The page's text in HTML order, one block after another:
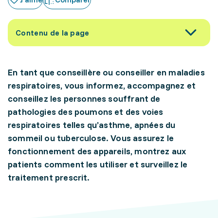
Contenu de la page
En tant que conseillère ou conseiller en maladies
respiratoires, vous informez, accompagnez et
conseillez les personnes souffrant de
pathologies des poumons et des voies
respiratoires telles qu’asthme, apnées du
sommeil ou tuberculose. Vous assurez le
fonctionnement des appareils, montrez aux
patients comment les utiliser et surveillez le
traitement prescrit.